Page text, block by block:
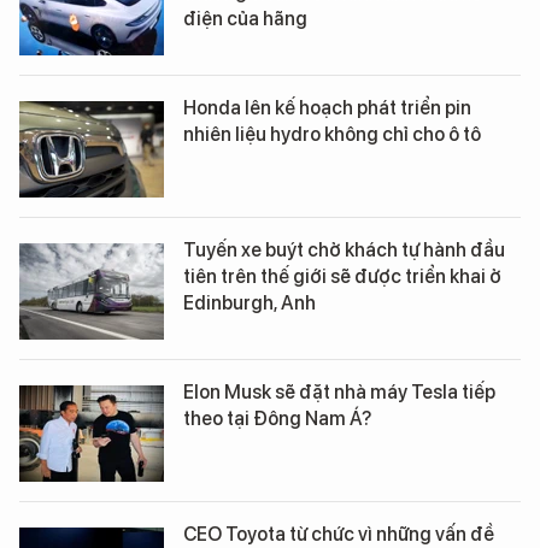
điện của hãng
Honda lên kế hoạch phát triển pin
nhiên liệu hydro không chỉ cho ô tô
Tuyến xe buýt chở khách tự hành đầu
tiên trên thế giới sẽ được triển khai ở
Edinburgh, Anh
Elon Musk sẽ đặt nhà máy Tesla tiếp
theo tại Đông Nam Á?
CEO Toyota từ chức vì những vấn đề